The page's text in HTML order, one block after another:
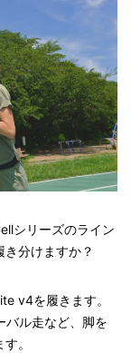
シリーズのライン
分けますか？
v4を履きます。
バル走など、脚を
。